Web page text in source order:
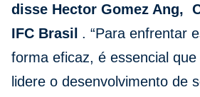
disse Hector Gomez Ang,
IFC Brasil . “Para enfrentar
forma eficaz, é essencial
lidere o desenvolvimento de